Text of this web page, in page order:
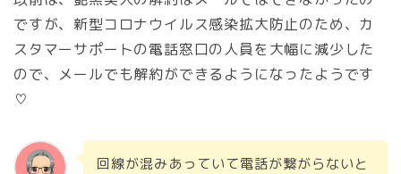
ですが、新型コロナウイルス感染拡大防止のため、カ
スタマーサポートの電話窓口の人員を大幅に減少した
ので、メールでも解約ができるようになったようです
♡
回線が混みあっていて電話が繋がらないと